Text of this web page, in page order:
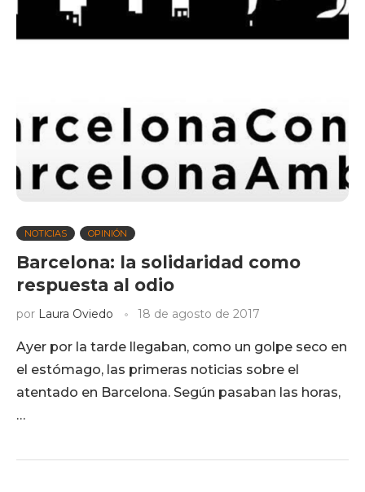
NOTICIAS OPINIÓN
Barcelona: la solidaridad como
respuesta al odio
por Laura Oviedo 18 de agosto de 2017
Ayer por la tarde llegaban, como un golpe seco en
el estómago, las primeras noticias sobre el
atentado en Barcelona. Según pasaban las horas,
…